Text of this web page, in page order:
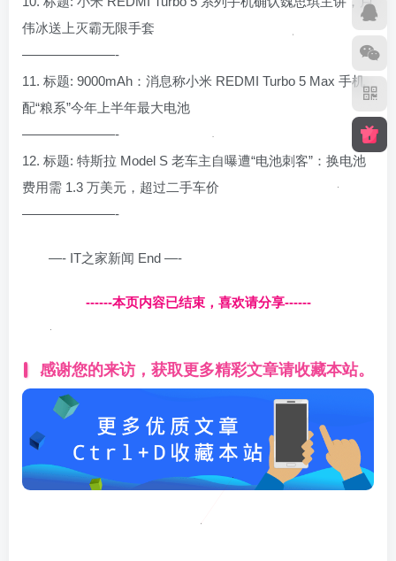
伟冰送上灭霸无限手套
———————-
11. 标题: 9000mAh：消息称小米 REDMI Turbo 5 Max 手机
配“粮系”今年上半年最大电池
———————-
12. 标题: 特斯拉 Model S 老车主自曝遭“电池刺客”：换电池
费用需 1.3 万美元，超过二手车价
———————-
—- IT之家新闻 End —-
------本页内容已结束，喜欢请分享------
感谢您的来访，获取更多精彩文章请收藏本站。